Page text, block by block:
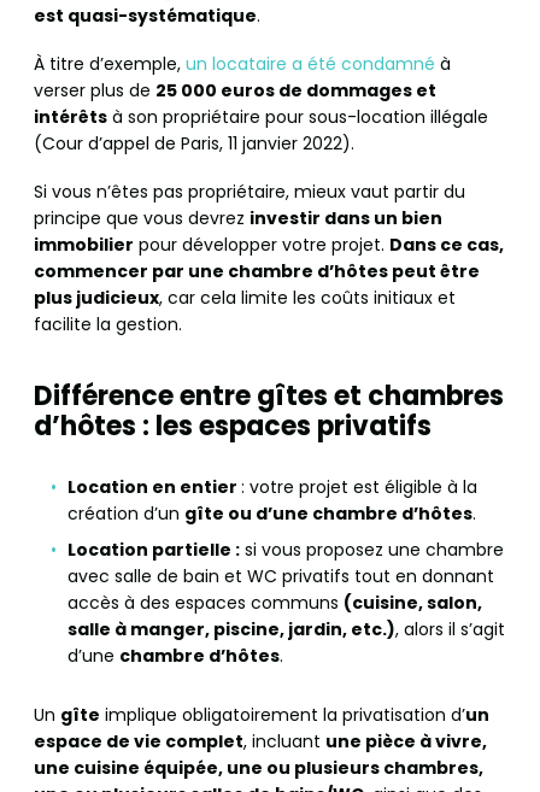
est quasi-systématique.
À titre d’exemple, un locataire a été condamné à
verser plus de 25 000 euros de dommages et
intérêts à son propriétaire pour sous-location illégale
(Cour d’appel de Paris, 11 janvier 2022).
Si vous n’êtes pas propriétaire, mieux vaut partir du
principe que vous devrez investir dans un bien
immobilier pour développer votre projet. Dans ce cas,
commencer par une chambre d’hôtes peut être
plus judicieux, car cela limite les coûts initiaux et
facilite la gestion.
Différence entre gîtes et chambres
d’hôtes : les espaces privatifs
Location en entier : votre projet est éligible à la
création d’un gîte ou d’une chambre d’hôtes.
Location partielle : si vous proposez une chambre
avec salle de bain et WC privatifs tout en donnant
accès à des espaces communs (cuisine, salon,
salle à manger, piscine, jardin, etc.), alors il s’agit
d’une chambre d’hôtes.
Un gîte implique obligatoirement la privatisation d’un
espace de vie complet, incluant une pièce à vivre,
une cuisine équipée, une ou plusieurs chambres,